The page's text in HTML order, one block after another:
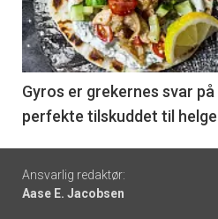
nå
-
6
Gyros er grekernes svar
perfekte tilskuddet til
Footer
-
Ansvarlig redaktør:
Aase E. Jacobsen